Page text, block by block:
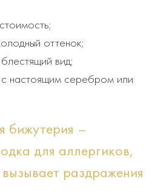
оттенок;
вид;
настоящим серебром или
бижутерия –
для аллергиков,
раздражения